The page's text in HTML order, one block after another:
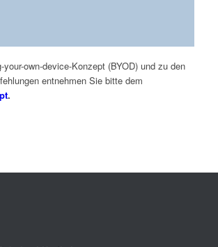
own-device-Konzept (BYOD) und zu den
entnehmen Sie bitte dem
.